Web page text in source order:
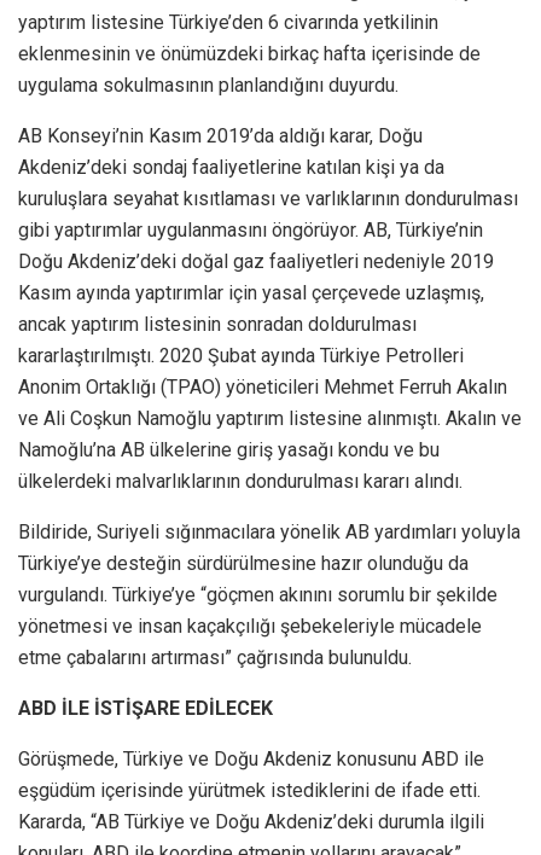
yaptırım listesine Türkiye’den 6 civarında yetkilinin
eklenmesinin ve önümüzdeki birkaç hafta içerisinde de
uygulama sokulmasının planlandığını duyurdu.
AB Konseyi’nin Kasım 2019’da aldığı karar, Doğu
Akdeniz’deki sondaj faaliyetlerine katılan kişi ya da
kuruluşlara seyahat kısıtlaması ve varlıklarının dondurulması
gibi yaptırımlar uygulanmasını öngörüyor. AB, Türkiye’nin
Doğu Akdeniz’deki doğal gaz faaliyetleri nedeniyle 2019
Kasım ayında yaptırımlar için yasal çerçevede uzlaşmış,
ancak yaptırım listesinin sonradan doldurulması
kararlaştırılmıştı. 2020 Şubat ayında Türkiye Petrolleri
Anonim Ortaklığı (TPAO) yöneticileri Mehmet Ferruh Akalın
ve Ali Coşkun Namoğlu yaptırım listesine alınmıştı. Akalın ve
Namoğlu’na AB ülkelerine giriş yasağı kondu ve bu
ülkelerdeki malvarlıklarının dondurulması kararı alındı.
Bildiride, Suriyeli sığınmacılara yönelik AB yardımları yoluyla
Türkiye’ye desteğin sürdürülmesine hazır olunduğu da
vurgulandı. Türkiye’ye “göçmen akınını sorumlu bir şekilde
yönetmesi ve insan kaçakçılığı şebekeleriyle mücadele
etme çabalarını artırması” çağrısında bulunuldu.
ABD İLE İSTİŞARE EDİLECEK
Görüşmede, Türkiye ve Doğu Akdeniz konusunu ABD ile
eşgüdüm içerisinde yürütmek istediklerini de ifade etti.
Kararda, “AB Türkiye ve Doğu Akdeniz’deki durumla ilgili